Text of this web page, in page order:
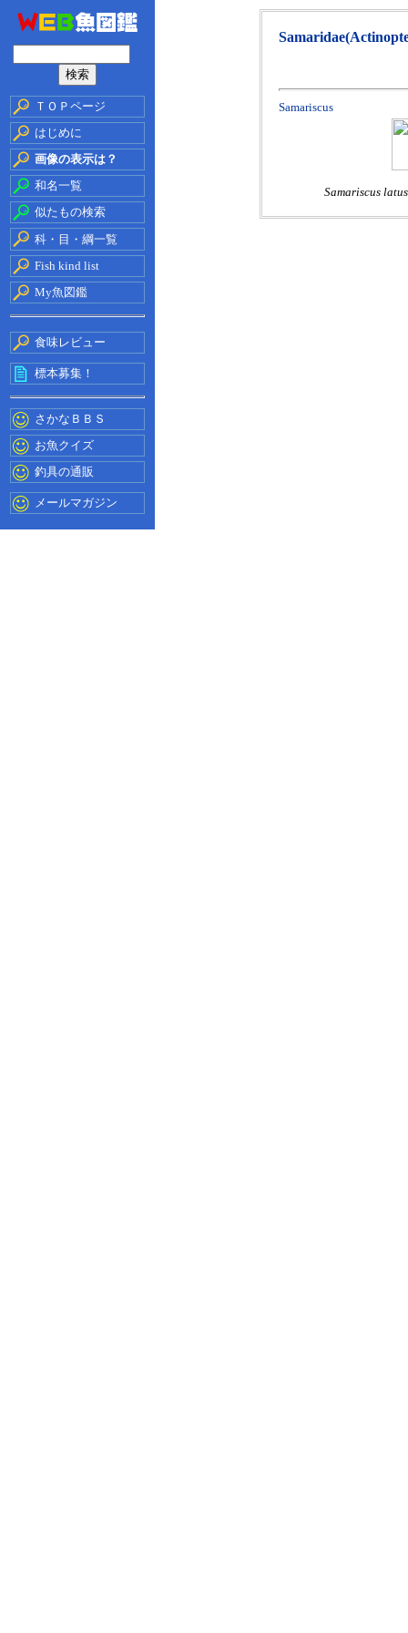
ＴＯＰページ
はじめに
画像の表示は？
和名一覧
似たもの検索
科・目・綱一覧
Fish kind list
My魚図鑑
食味レビュー
標本募集！
さかなＢＢＳ
お魚クイズ
釣具の通販
メールマガジン
Samariscus
Samariscus